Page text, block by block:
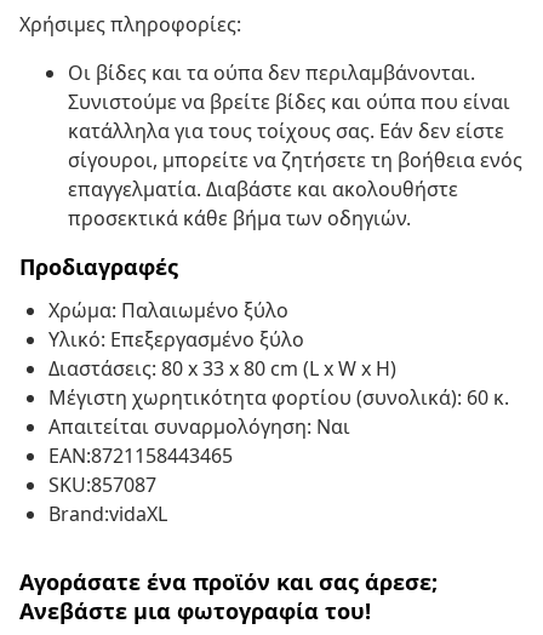
Χρήσιμες πληροφορίες:
Οι βίδες και τα ούπα δεν περιλαμβάνονται.
Συνιστούμε να βρείτε βίδες και ούπα που είναι
κατάλληλα για τους τοίχους σας. Εάν δεν είστε
σίγουροι, μπορείτε να ζητήσετε τη βοήθεια ενός
επαγγελματία. Διαβάστε και ακολουθήστε
προσεκτικά κάθε βήμα των οδηγιών.
Προδιαγραφές
Χρώμα: Παλαιωμένο ξύλο
Υλικό: Επεξεργασμένο ξύλο
Διαστάσεις: 80 x 33 x 80 cm (L x W x H)
Μέγιστη χωρητικότητα φορτίου (συνολικά): 60 κ.
Απαιτείται συναρμολόγηση: Ναι
EAN:8721158443465
SKU:857087
Brand:vidaXL
Αγοράσατε ένα προϊόν και σας άρεσε;
Ανεβάστε μια φωτογραφία του!